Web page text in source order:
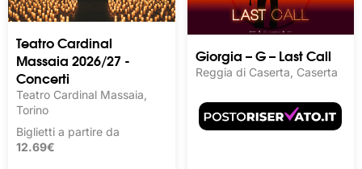
Teatro Cardinal
Massaia 2026/27 -
Concerti
Teatro Cardinal Massaia,
Torino
Biglietti a partire da
12.69€
Giorgia – G – Last Call
Reggia di Caserta, Caserta